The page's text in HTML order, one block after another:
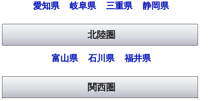
愛知県 岐阜県 三重県 静岡県
北陸圏
富山県 石川県 福井県
関西圏